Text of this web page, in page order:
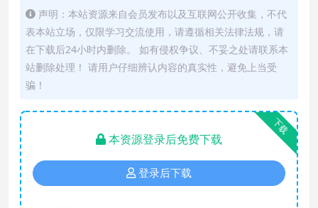
声明：本站资源来自会员发布以及互联网公开收集，不代
表本站立场，仅限学习交流使用，请遵循相关法律法规，请
在下载后24小时内删除。 如有侵权争议、不妥之处请联系本
站删除处理！ 请用户仔细辨认内容的真实性，避免上当受
骗！
下载
本资源登录后免费下载
登录后下载